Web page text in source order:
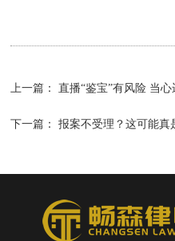
上一篇：直播“鉴宝”有风险 当心
下一篇：报案不受理？这可能真